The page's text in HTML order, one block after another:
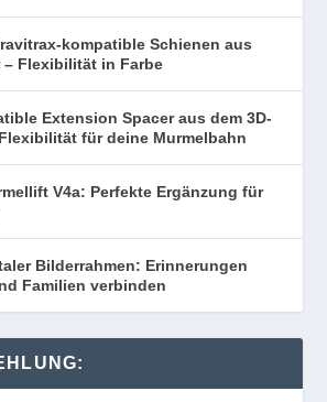
kompatible Schienen aus
– Flexibilität in Farbe
Extension Spacer aus dem 3D-
für deine Murmelbahn
V4a: Perfekte Ergänzung für
Bilderrahmen: Erinnerungen
Familien verbinden